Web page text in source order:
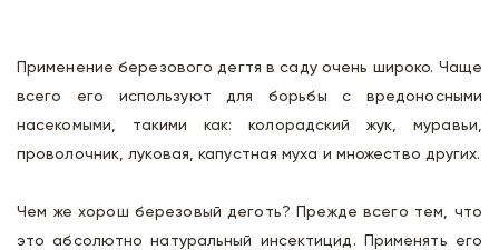
Применение березового дегтя в саду очень широко. Чаще
всего его используют для борьбы с вредоносными
насекомыми, такими как: колорадский жук, муравьи,
проволочник, луковая, капустная муха и множество других.
Чем же хорош березовый деготь? Прежде всего тем, что
это абсолютно натуральный инсектицид. Применять его